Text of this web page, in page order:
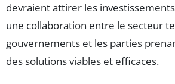
devraient attirer les
une collaboration entre le secteur
gouvernements et les parties
des solutions viables et efficaces.